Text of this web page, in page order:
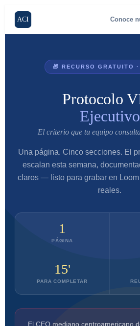
ACI Conoce
🎁 RECURSO GRATUITO
Protocolo
Ejecutivo
El criterio que tu equipo
Una página. Cinco secciones. El
escalan esta semana,
claros — listo para grabar en
reales.
1
PÁGINA
15'
PARA COMPLETAR
El CEO mediano centroamericano